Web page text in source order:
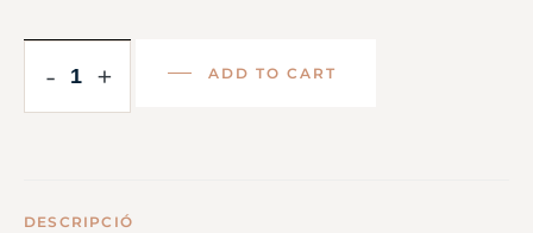
- + ADD TO CART
DESCRIPCIÓ